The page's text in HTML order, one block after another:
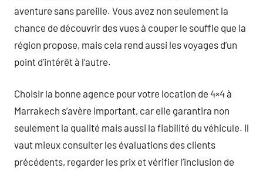
aventure sans pareille. Vous avez non seulement la
chance de découvrir des vues à couper le souffle que la
région propose, mais cela rend aussi les voyages d’un
point d’intérêt à l’autre.
Choisir la bonne agence pour votre location de 4×4 à
Marrakech s’avère important, car elle garantira non
seulement la qualité mais aussi la fiabilité du véhicule. Il
vaut mieux consulter les évaluations des clients
précédents, regarder les prix et vérifier l’inclusion de